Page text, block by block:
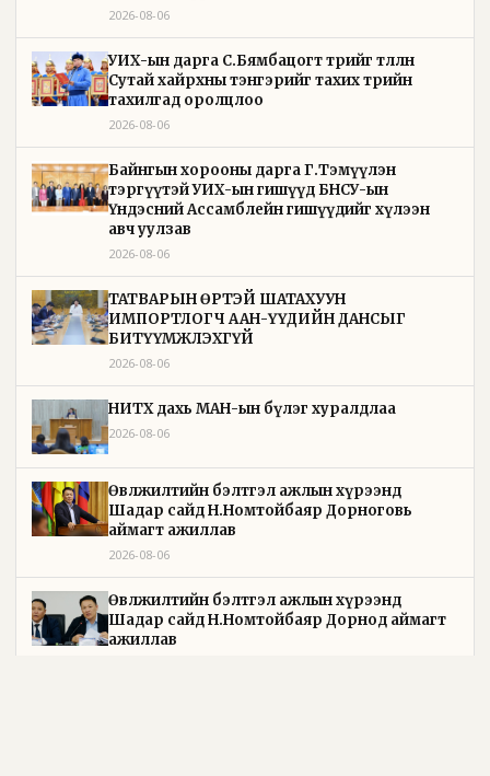
2026-08-06
УИХ-ын дарга С.Бямбацогт төрийг төлөөлөн
Сутай хайрхны тэнгэрийг тахих төрийн
тахилгад оролцлоо
2026-08-06
Байнгын хорооны дарга Г.Тэмүүлэн
тэргүүтэй УИХ-ын гишүүд БНСУ-ын
Үндэсний Ассамблейн гишүүдийг хүлээн
авч уулзав
2026-08-06
ТАТВАРЫН ӨРТЭЙ ШАТАХУУН
ИМПОРТЛОГЧ ААН-ҮҮДИЙН ДАНСЫГ
БИТҮҮМЖЛЭХГҮЙ
2026-08-06
НИТХ дахь МАН-ын бүлэг хуралдлаа
2026-08-06
Өвөлжилтийн бэлтгэл ажлын хүрээнд
Шадар сайд Н.Номтойбаяр Дорноговь
аймагт ажиллав
2026-08-06
Өвөлжилтийн бэлтгэл ажлын хүрээнд
Шадар сайд Н.Номтойбаяр Дорнод аймагт
ажиллав